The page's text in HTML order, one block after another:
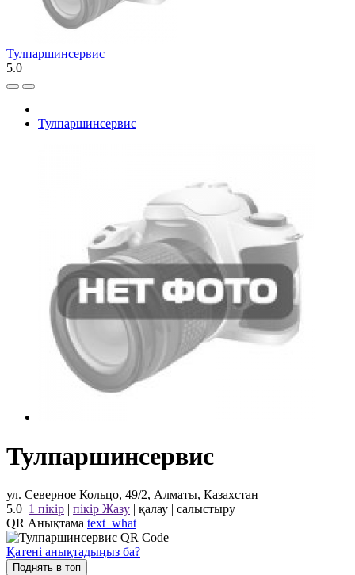
Тулпаршинсервис
5.0
Тулпаршинсервис
Тулпаршинсервис
ул. Северное Кольцо, 49/2, Алматы, Казахстан
5.0 1 пікір | пікір Жазу | қалау | салыстыру
QR Анықтама text_what
Қатені анықтадыңыз ба?
Поднять в топ